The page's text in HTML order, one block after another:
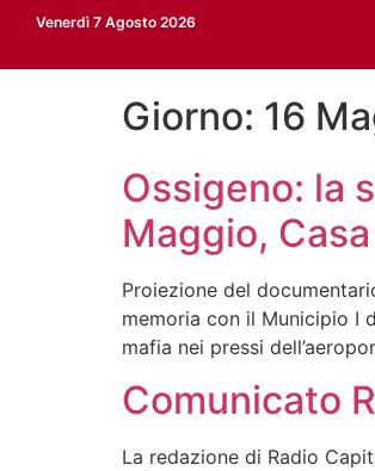
Venerdì 7 Agosto 2026
Giorno: 16
Ossigeno: la
Maggio,
Proiezione del
memoria con il Municipio I
mafia nei pressi
Comunicato
La redazione di Radio